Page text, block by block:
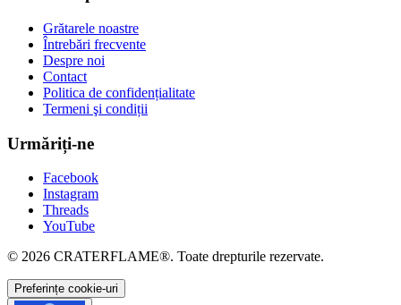
Grătarele noastre
Întrebări frecvente
Despre noi
Contact
Politica de confidențialitate
Termeni şi condiții
Urmăriți-ne
Facebook
Instagram
Threads
YouTube
© 2026 CRATERFLAME®. Toate drepturile rezervate.
Preferințe cookie-uri